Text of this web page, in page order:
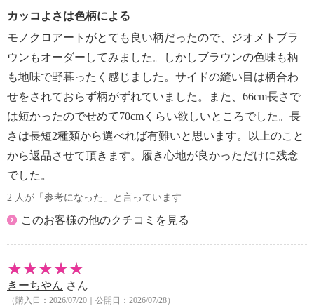
カッコよさは色柄による
モノクロアートがとても良い柄だったので、ジオメトブラ
ウンもオーダーしてみました。しかしブラウンの色味も柄
も地味で野暮ったく感じました。サイドの縫い目は柄合わ
せをされておらず柄がずれていました。また、66cm長さで
は短かったのでせめて70cmくらい欲しいところでした。長
さは長短2種類から選べれば有難いと思います。以上のこと
から返品させて頂きます。履き心地が良かっただけに残念
でした。
2 人が「参考になった」と言っています
このお客様の他のクチコミを見る
きーちやん さん
（購入日：2026/07/20｜公開日：2026/07/28）